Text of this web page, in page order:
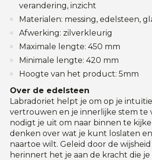
verandering, inzicht
Materialen: messing, edelsteen,
Afwerking: zilverkleurig
Maximale lengte: 450 mm
Minimale lengte: 420 mm
Hoogte van het product: 5mm
Over de edelsteen
Labradoriet helpt je om op je
vertrouwen en je innerlijke stem te
nodigt je uit om naar binnen te
denken over wat je kunt loslaten
naartoe wilt. Geleid door de
herinnert het je aan de kracht die